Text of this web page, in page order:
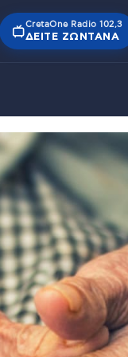
CretaOne Radio 102,3
ΔΕΊΤΕ ΖΩΝΤΑΝΆ